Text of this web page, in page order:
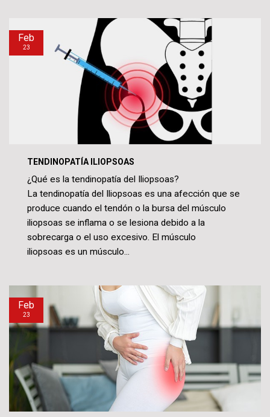
Feb
23
TENDINOPATÍA ILIOPSOAS
¿Qué es la tendinopatía del Iliopsoas?
La tendinopatía del Iliopsoas es una afección que se
produce cuando el tendón o la bursa del músculo
iliopsoas se inflama o se lesiona debido a la
sobrecarga o el uso excesivo. El músculo
iliopsoas es un músculo...
Feb
23